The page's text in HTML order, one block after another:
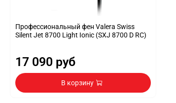
Профессиональный фен Valera Swiss
Silent Jet 8700 Light Ionic (SXJ 8700 D RC)
17 090 руб
В корзину